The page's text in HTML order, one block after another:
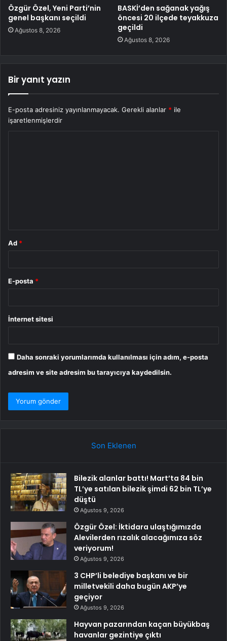
Özgür Özel, Yeni Parti’nin
genel başkanı seçildi
Ağustos 8, 2026
BASKİ’den sağanak yağış
öncesi 20 ilçede teyakkuza
geçildi
Ağustos 8, 2026
Bir yanıt yazın
E-posta adresiniz yayınlanmayacak. Gerekli alanlar * ile
işaretlenmişlerdir
Ad *
E-posta *
İnternet sitesi
Daha sonraki yorumlarımda kullanılması için adım, e-posta
adresim ve site adresim bu tarayıcıya kaydedilsin.
Son Eklenen
Bilezik alanlar battı! Mart’ta 84 bin
TL’ye satılan bilezik şimdi 62 bin TL’ye
düştü
Ağustos 9, 2026
Özgür Özel: İktidara ulaştığımızda
Alevilerden rızalık alacağımıza söz
veriyorum!
Ağustos 9, 2026
3 CHP’li belediye başkanı ve bir
milletvekili daha bugün AKP’ye
geçiyor
Ağustos 9, 2026
Hayvan pazarından kaçan büyükbaş
havanlar gezintiye çıktı